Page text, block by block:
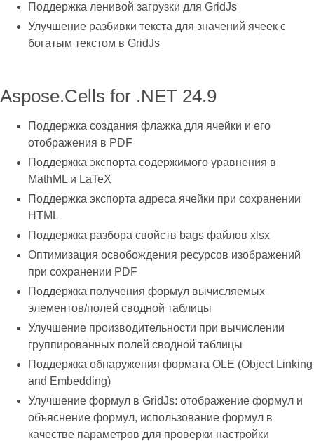
Поддержка ленивой загрузки для GridJs
Улучшение разбивки текста для значений ячеек с
богатым текстом в GridJs
Aspose.Cells for .NET 24.9
Поддержка создания флажка для ячейки и его
отображения в PDF
Поддержка экспорта содержимого уравнения в
MathML и LaTeX
Поддержка экспорта адреса ячейки при сохранении
HTML
Поддержка разбора свойств bags файлов xlsx
Оптимизация освобождения ресурсов изображений
при сохранении PDF
Поддержка получения формул вычисляемых
элементов/полей сводной таблицы
Улучшение производительности при вычислении
группированных полей сводной таблицы
Поддержка обнаружения формата OLE (Object Linking
and Embedding)
Улучшение формул в GridJs: отображение формул и
объяснение формул, использование формул в
качестве параметров для проверки настройки